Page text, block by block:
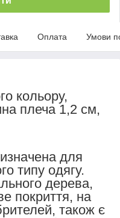
Оплата Умови
кольору,
плеча 1,2 см,
для
типу одягу.
дерева,
покриття, на
також є